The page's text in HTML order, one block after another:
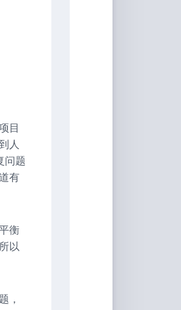
目
人
问题
有
衡
以
，